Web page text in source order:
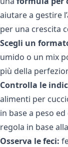
aiutare a gestire
per una crescita
Scegli un
umido o un mix
più della
Controlla le
alimenti per
in base a peso
regola in base
Osserva le feci: